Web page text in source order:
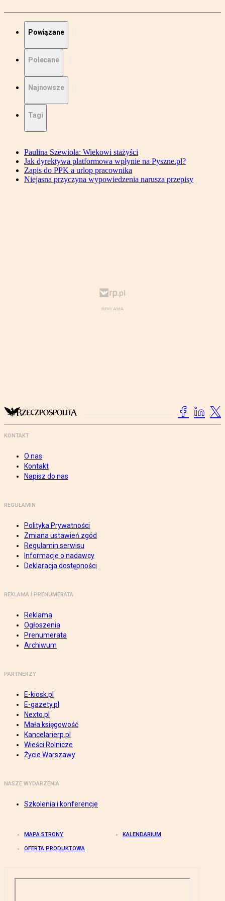
Powiązane
Polecane
Najnowsze
Tagi
Paulina Szewioła: Wiekowi stażyści
Jak dyrektywa platformowa wpłynie na Pyszne.pl?
Zapis do PPK a urlop pracownika
Niejasna przyczyna wypowiedzenia narusza przepisy
KONTAKT
O nas
Kontakt
Napisz do nas
REGULAMIN
Polityka Prywatności
Zmiana ustawień zgód
Regulamin serwisu
Informacje o nadawcy
Deklaracja dostępności
REKLAMA I PRENUMERATA
Reklama
Ogłoszenia
Prenumerata
Archiwum
PARTNERZY
E-kiosk.pl
E-gazety.pl
Nexto.pl
Mała księgowość
Kancelarierp.pl
Wieści Rolnicze
Życie Warszawy
NASZE WYDARZENIA
Szkolenia i konferencje
MAPA STRONY KALENDARIUM
OFERTA PRODUKTOWA